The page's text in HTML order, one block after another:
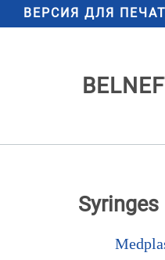
ВЕРСИЯ ДЛЯ
Syringes